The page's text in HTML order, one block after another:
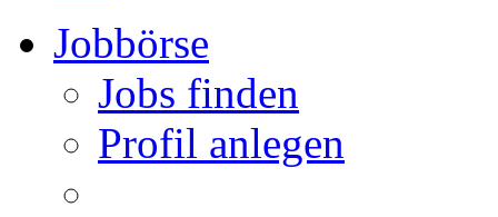
Jobbörse
Jobs finden
Profil anlegen